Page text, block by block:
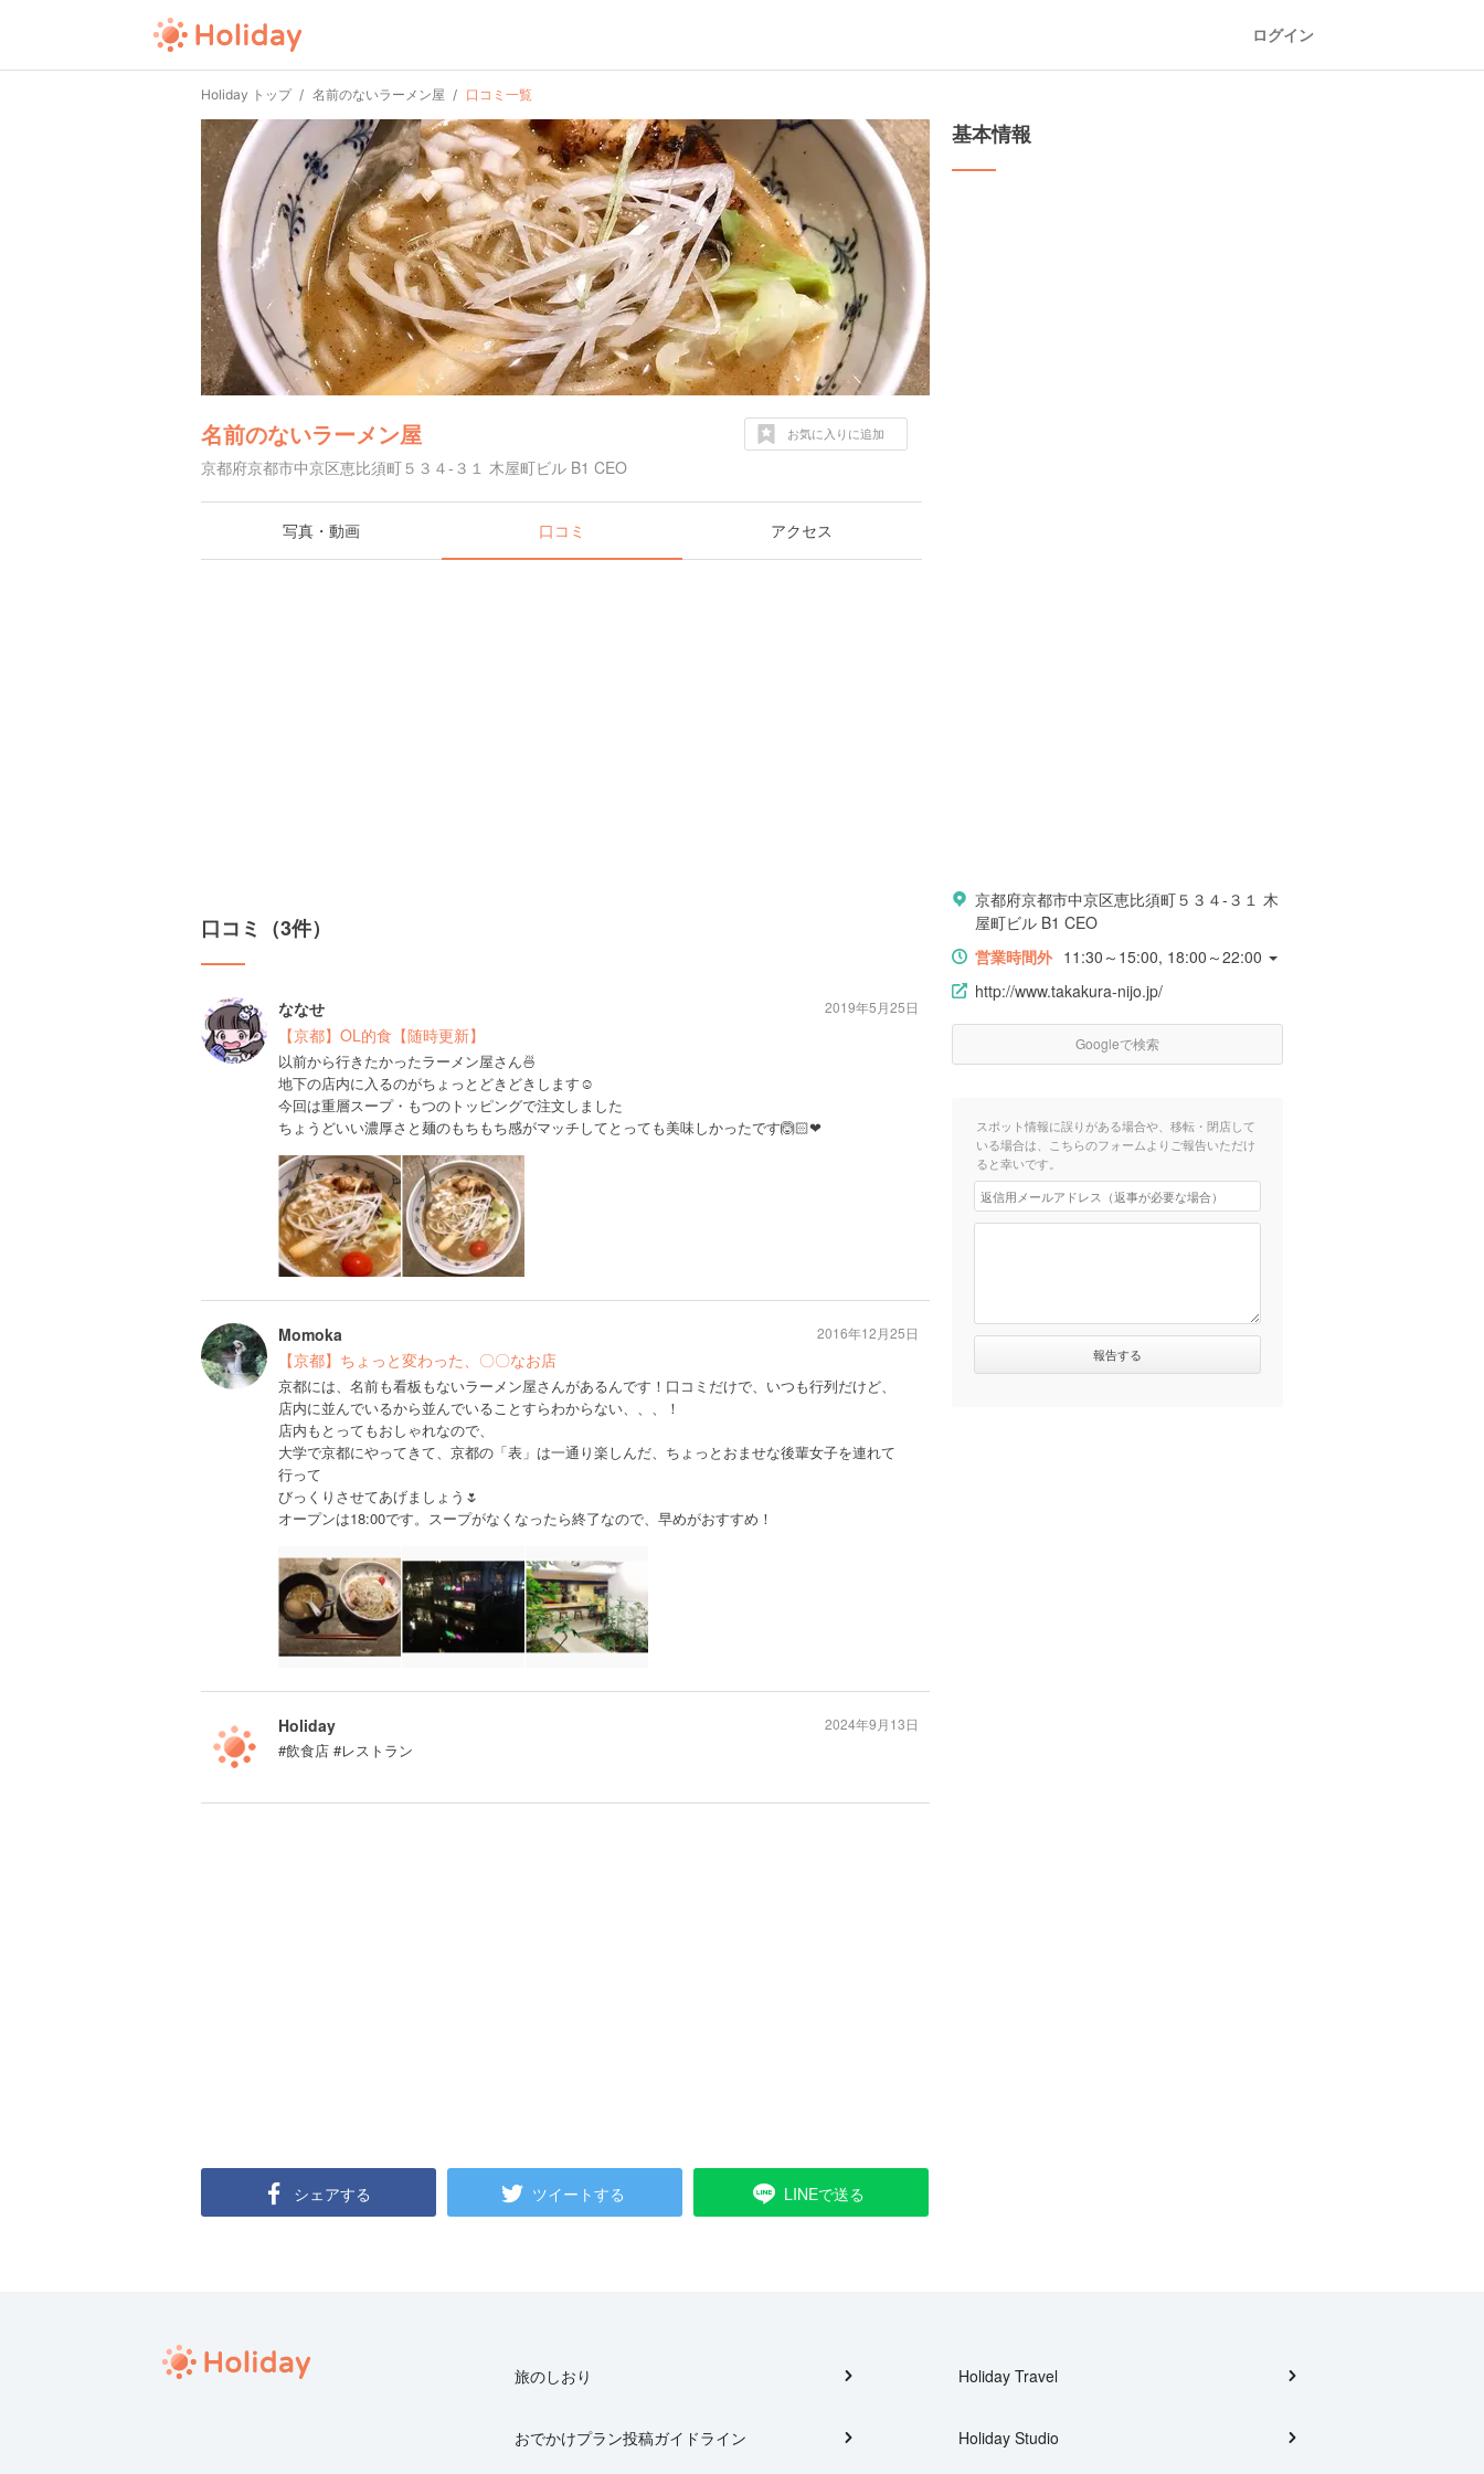
ログイン
Holiday トップ 名前のないラーメン屋 口コミ一覧
名前のないラーメン屋
京都府京都市中京区恵比須町５３４-３１ 木屋町ビル B1 CEO
お気に入りに追加
写真・動画 口コミ アクセス
口コミ（3件）
ななせ
【京都】OL的食【随時更新】
以前から行きたかったラーメン屋さん🍜
地下の店内に入るのがちょっとどきどきします☺️
今回は重層スープ・もつのトッピングで注文しました
ちょうどいい濃厚さと麺のもちもち感がマッチしてとっても美味しかったです🙆🏻❤︎
2019年5月25日
Momoka
【京都】ちょっと変わった、〇〇なお店
京都には、名前も看板もないラーメン屋さんがあるんです！口コミだけで、いつも行列だけど、
店内に並んでいるから並んでいることすらわからない、、、！
店内もとってもおしゃれなので、
大学で京都にやってきて、京都の「表」は一通り楽しんだ、ちょっとおませな後輩女子を連れて
行って
びっくりさせてあげましょう🌷
オープンは18:00です。スープがなくなったら終了なので、早めがおすすめ！
2016年12月25日
Holiday
#飲食店 #レストラン
2024年9月13日
シェアする ツイートする LINEで送る
基本情報
京都府京都市中京区恵比須町５３４-３１ 木
屋町ビル B1 CEO
営業時間外 11:30～15:00, 18:00～22:00
http://www.takakura-nijo.jp/
Googleで検索
スポット情報に誤りがある場合や、移転・閉店して
いる場合は、こちらのフォームよりご報告いただけ
ると幸いです。
旅のしおり
おでかけプラン投稿ガイドライン
Holiday Travel
Holiday Studio